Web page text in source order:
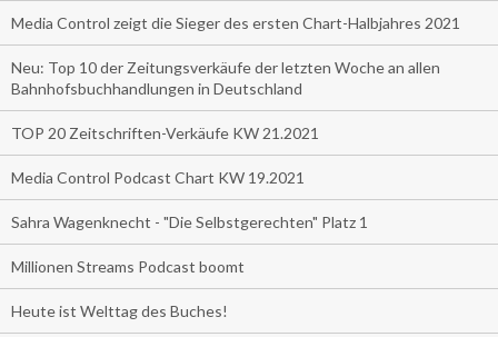
Media Control zeigt die Sieger des ersten Chart-Halbjahres 2021
Neu: Top 10 der Zeitungsverkäufe der letzten Woche an allen
Bahnhofsbuchhandlungen in Deutschland
TOP 20 Zeitschriften-Verkäufe KW 21.2021
Media Control Podcast Chart KW 19.2021
Sahra Wagenknecht - "Die Selbstgerechten" Platz 1
Millionen Streams Podcast boomt
Heute ist Welttag des Buches!